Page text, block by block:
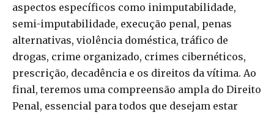
aspectos específicos como inimputabilidade,
semi-imputabilidade, execução penal, penas
alternativas, violência doméstica, tráfico de
drogas, crime organizado, crimes cibernéticos,
prescrição, decadência e os direitos da vítima. Ao
final, teremos uma compreensão ampla do Direito
Penal, essencial para todos que desejam estar